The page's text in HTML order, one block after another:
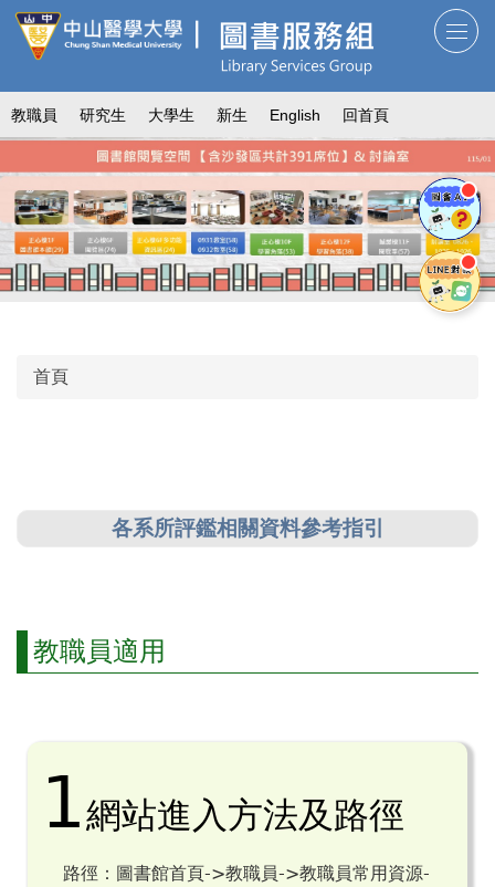
跳
到
要
內
區
教職員 研究生 大學生 新生 English 回首頁
首頁
各系所評鑑相關資料參考指引
教職員適用
1網站進入方法及路徑
路徑：圖書館首頁->教職員->教職員常用資源-